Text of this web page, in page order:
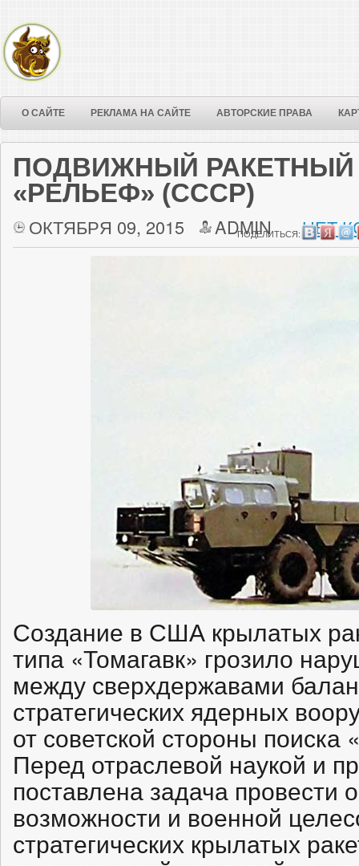
О САЙТЕ РЕКЛАМА НА САЙТЕ АВТОРСКИЕ ПРАВА
ПОДВИЖНЫЙ РАКЕТНЫЙ
«РЕЛЬЕФ» (СССР)
ОКТЯБРЯ 09, 2015 ADMIN НЕТ
ПОДЕЛИТЬСЯ:
Создание в США крылатых
типа «Томагавк» грозило
между сверхдержавами
стратегических ядерных
от советской стороны поиска
Перед отраслевой наукой и
поставлена задача провести
возможности и военной
стратегических крылатых